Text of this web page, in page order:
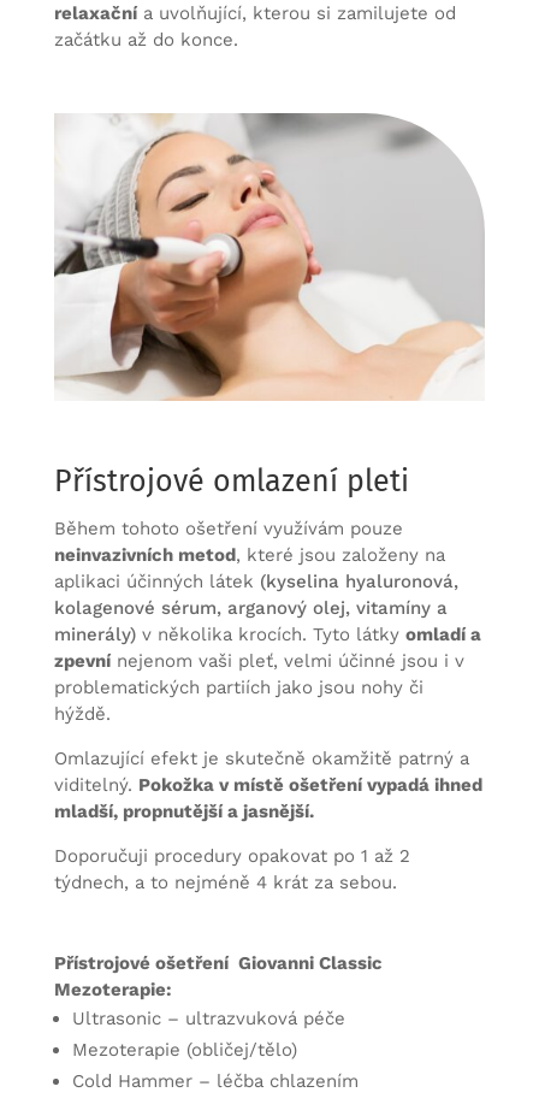
relaxačnía uvolňující, kterou si zamilujete od
začátku až do konce.
Přístrojové omlazení pleti
Během tohoto ošetření využívám pouze
neinvazivních metod, které jsou založeny na
aplikaci účinných látek (kyselina hyaluronová,
kolagenové sérum, arganový olej, vitamíny a
minerály)v několika krocích. Tyto látky omladí a
zpevnínejenom vaši pleť, velmi účinné jsou i v
problematických partiích jako jsou nohy či
hýždě.
Omlazující efekt je skutečně okamžitě patrný a
viditelný. Pokožka v místě ošetření vypadá ihned
mladší, propnutější a jasnější.
Doporučuji procedury opakovat po 1 až 2
týdnech, a to nejméně 4 krát za sebou.
Přístrojové ošetření Giovanni Classic
Mezoterapie:
Ultrasonic – ultrazvuková péče
Mezoterapie (obličej/tělo)
Cold Hammer – léčba chlazením